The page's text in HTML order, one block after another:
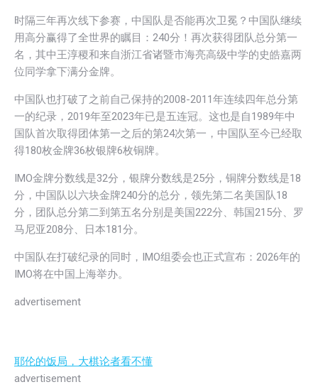
时隔三年再次线下参赛，中国队是否能再次卫冕？中国队继续
用高分赢得了全世界的瞩目：240分！再次获得团队总分第一
名，其中王淳稷和来自浙江省诸暨市海亮高级中学的史皓嘉两
位同学拿下满分金牌。
中国队也打破了之前自己保持的2008-2011年连续四年总分第
一的纪录，2019年至2023年已是五连冠。这也是自1989年中
国队首次取得团体第一之后的第24次第一，中国队至今已经取
得180枚金牌36枚银牌6枚铜牌。
IMO金牌分数线是32分，银牌分数线是25分，铜牌分数线是18
分，中国队以六块金牌240分的总分，领先第二名美国队18
分，团队总分第二到第五名分别是美国222分、韩国215分、罗
马尼亚208分、日本181分。
中国队在打破纪录的同时，IMO组委会也正式宣布：2026年的
IMO将在中国上海举办。
advertisement
耶伦的饭局，大棋论者看不懂
advertisement